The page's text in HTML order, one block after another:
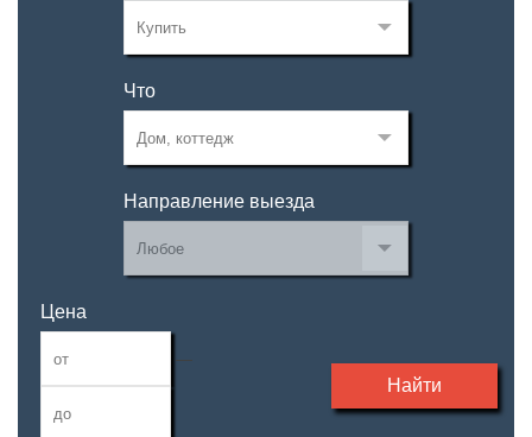
Что
Направление выезда
Цена
—
Найти